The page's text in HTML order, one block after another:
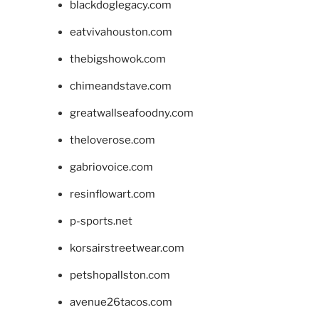
blackdoglegacy.com
eatvivahouston.com
thebigshowok.com
chimeandstave.com
greatwallseafoodny.com
theloverose.com
gabriovoice.com
resinflowart.com
p-sports.net
korsairstreetwear.com
petshopallston.com
avenue26tacos.com